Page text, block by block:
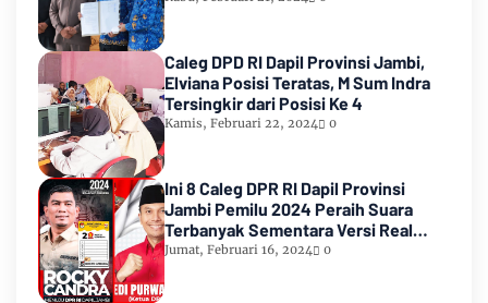
Caleg DPD RI Dapil Provinsi Jambi,
Elviana Posisi Teratas, M Sum Indra
Tersingkir dari Posisi Ke 4
Kamis, Februari 22, 2024 0
Ini 8 Caleg DPR RI Dapil Provinsi
Jambi Pemilu 2024 Peraih Suara
Terbanyak Sementara Versi Real
Count KPU RI
Jumat, Februari 16, 2024 0